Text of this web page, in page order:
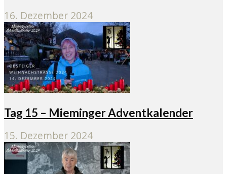
16. Dezember 2024
Tag 15 – Mieminger Adventkalender
15. Dezember 2024